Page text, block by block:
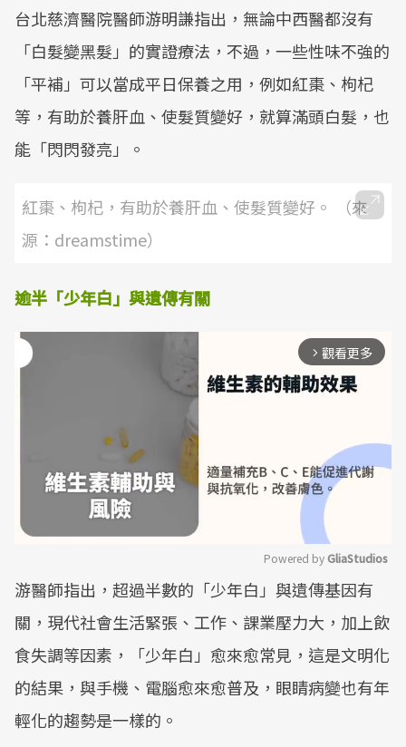
台北慈濟醫院醫師游明謙指出，無論中西醫都沒有
「白髮變黑髮」的實證療法，不過，一些性味不強的
「平補」可以當成平日保養之用，例如紅棗、枸杞
等，有助於養肝血、使髮質變好，就算滿頭白髮，也
能「閃閃發亮」。
紅棗、枸杞，有助於養肝血、使髮質變好。 （來
源：dreamstime）
逾半「少年白」與遺傳有關
arrow_forward_ios 觀看更多
Mute
Powered by GliaStudios
游醫師指出，超過半數的「少年白」與遺傳基因有
關，現代社會生活緊張、工作、課業壓力大，加上飲
食失調等因素，「少年白」愈來愈常見，這是文明化
的結果，與手機、電腦愈來愈普及，眼睛病變也有年
輕化的趨勢是一樣的。